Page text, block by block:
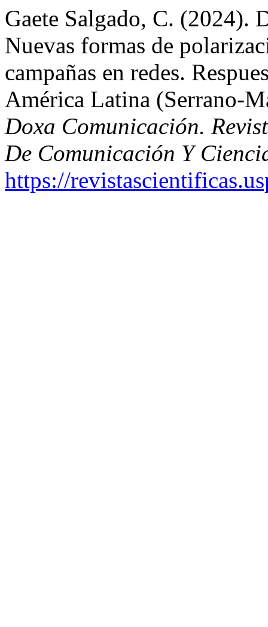
Gaete Salgado, C. (2024).
Nuevas formas de
campañas en redes.
América Latina (Serrano-
Doxa Comunicación.
De Comunicación Y
https://